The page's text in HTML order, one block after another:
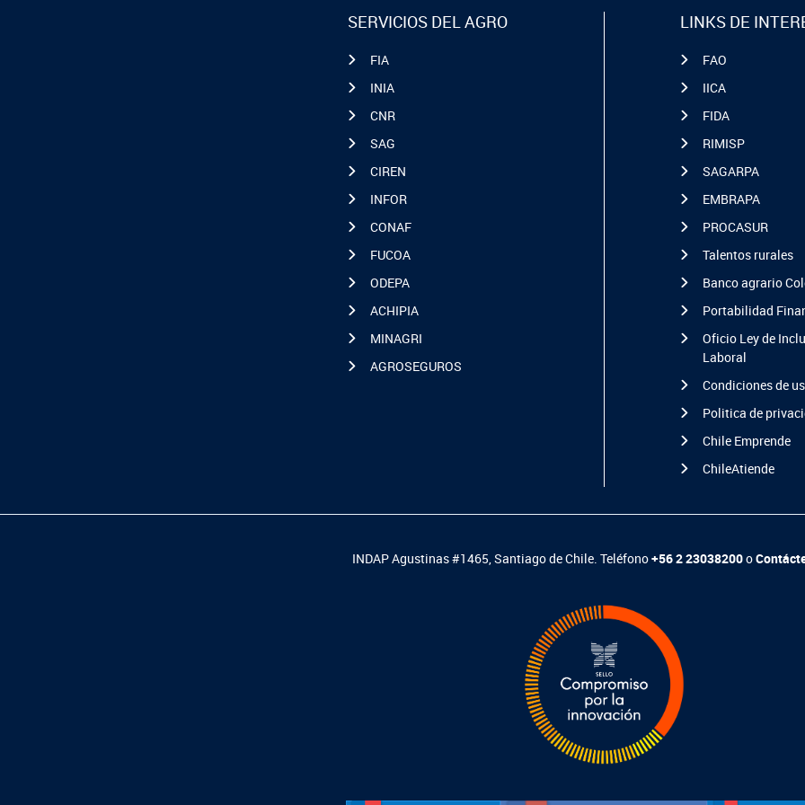
SERVICIOS DEL AGRO
FIA
INIA
CNR
SAG
CIREN
INFOR
CONAF
FUCOA
ODEPA
ACHIPIA
MINAGRI
AGROSEGUROS
LINKS DE
FAO
IICA
FIDA
RIMISP
SAGARPA
EMBRAPA
PROCASUR
Talentos rurales
Banco agrario
Portabilidad
Oficio Ley de
Laboral
Condiciones de
Politica de
Chile Emprende
ChileAtiende
INDAP Agustinas #1465, Santiago de Chile. Teléfono+56 2 23038200o